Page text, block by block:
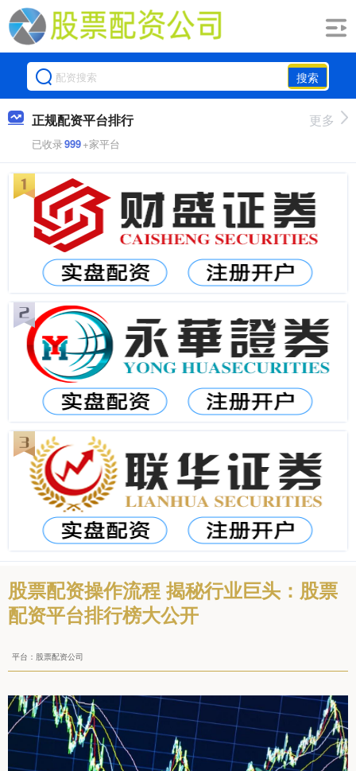
搜索
正规配资平台排行
已收录999+家平台
更多
股票配资操作流程 揭秘行业巨头：股票
配资平台排行榜大公开
平台：股票配资公司